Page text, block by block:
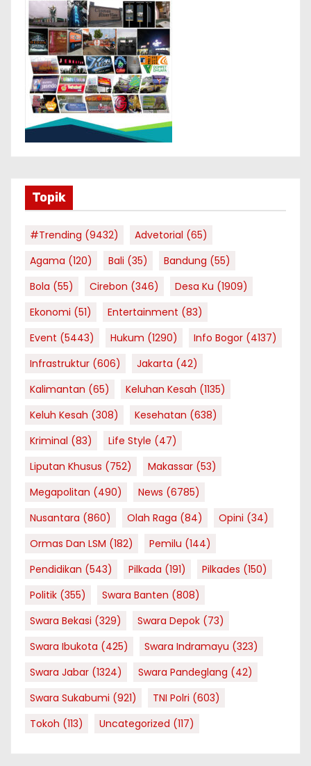
Topik
#Trending (9432) Advetorial (65)
Agama (120) Bali (35) Bandung (55)
Bola (55) Cirebon (346) Desa Ku (1909)
Ekonomi (51) Entertainment (83)
Event (5443) Hukum (1290) Info Bogor (4137)
Infrastruktur (606) Jakarta (42)
Kalimantan (65) Keluhan Kesah (1135)
Keluh Kesah (308) Kesehatan (638)
Kriminal (83) Life Style (47)
Liputan Khusus (752) Makassar (53)
Megapolitan (490) News (6785)
Nusantara (860) Olah Raga (84) Opini (34)
Ormas Dan LSM (182) Pemilu (144)
Pendidikan (543) Pilkada (191) Pilkades (150)
Politik (355) Swara Banten (808)
Swara Bekasi (329) Swara Depok (73)
Swara Ibukota (425) Swara Indramayu (323)
Swara Jabar (1324) Swara Pandeglang (42)
Swara Sukabumi (921) TNI Polri (603)
Tokoh (113) Uncategorized (117)